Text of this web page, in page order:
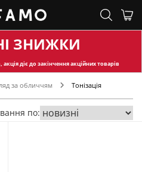
ЗНИЖКИ
діє до закінчення акційних товарів
за обличчям Тонізація
по: